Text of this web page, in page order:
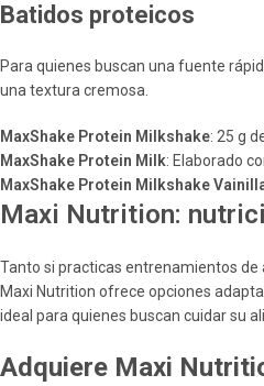
Batidos proteicos
Para quienes buscan una fuente
una textura cremosa.
MaxShake Protein Milkshake: 25 g
MaxShake Protein Milk: Elaborado
MaxShake Protein Milkshake
Maxi Nutrition:
Tanto si practicas entrenamientos
Maxi Nutrition ofrece opciones
ideal para quienes buscan cuidar su
Adquiere Maxi